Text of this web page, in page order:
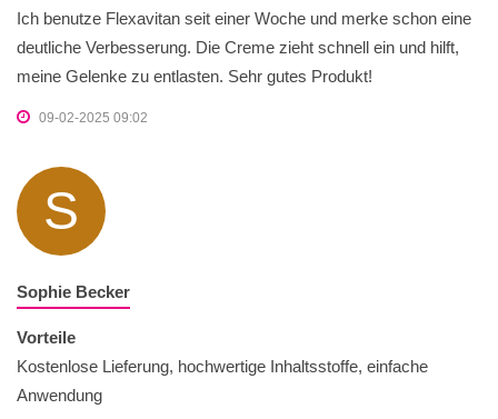
Ich benutze Flexavitan seit einer Woche und merke schon eine
deutliche Verbesserung. Die Creme zieht schnell ein und hilft,
meine Gelenke zu entlasten. Sehr gutes Produkt!
09-02-2025 09:02
S
Sophie Becker
Vorteile
Kostenlose Lieferung, hochwertige Inhaltsstoffe, einfache
Anwendung